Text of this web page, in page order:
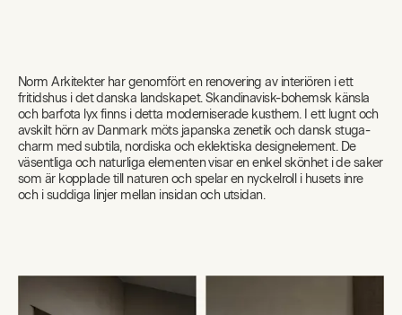
Norm Arkitekter har genomfört en renovering av interiören i ett
fritidshus i det danska landskapet. Skandinavisk-bohemsk känsla
och barfota lyx finns i detta moderniserade kusthem. I ett lugnt och
avskilt hörn av Danmark möts japanska zenetik och dansk stuga-
charm med subtila, nordiska och eklektiska designelement. De
väsentliga och naturliga elementen visar en enkel skönhet i de saker
som är kopplade till naturen och spelar en nyckelroll i husets inre
och i suddiga linjer mellan insidan och utsidan.